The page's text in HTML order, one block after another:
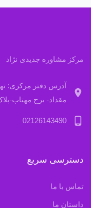
مرکز مشاوره جدیدی نژاد
location_on
آدرس دفتر مرکزی:
مقداد- برج مهتاب-
phone_android
02126143490
دسترسی سریع
تماس با ما
داستان ما